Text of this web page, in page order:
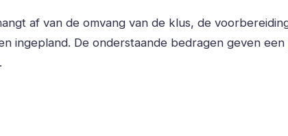
af van de omvang van de klus, de
ingepland. De onderstaande bedragen geven